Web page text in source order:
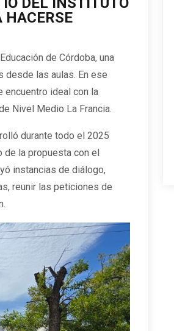
HACERSE
de Córdoba, una
desde las aulas. En ese
encuentro ideal con la
Nivel Medio La Francia.
durante todo el 2025
de la propuesta con el
instancias de diálogo,
reunir las peticiones de